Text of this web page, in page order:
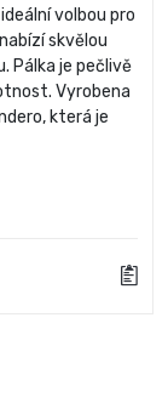
volbou pro
skvělou
Pálka je pečlivě
Vyrobena
která je